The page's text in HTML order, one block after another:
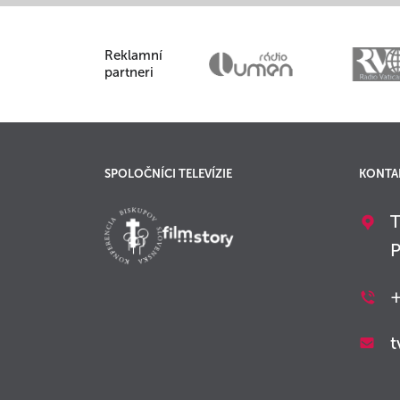
Reklamní
partneri
SPOLOČNÍCI TELEVÍZIE